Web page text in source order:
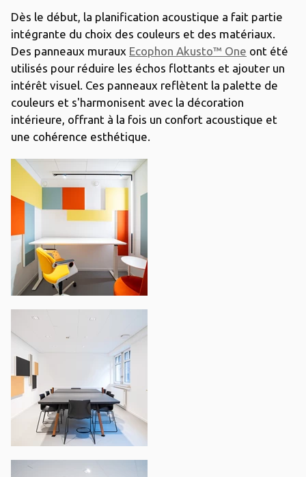
Dès le début, la planification acoustique a fait partie
intégrante du choix des couleurs et des matériaux.
Des panneaux muraux Ecophon Akusto™ One ont été
utilisés pour réduire les échos flottants et ajouter un
intérêt visuel. Ces panneaux reflètent la palette de
couleurs et s'harmonisent avec la décoration
intérieure, offrant à la fois un confort acoustique et
une cohérence esthétique.